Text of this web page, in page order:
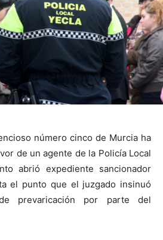
número cinco de Murcia ha
de un agente de la Policía Local
abrió expediente sancionador
el punto que el juzgado insinuó
prevaricación por parte del